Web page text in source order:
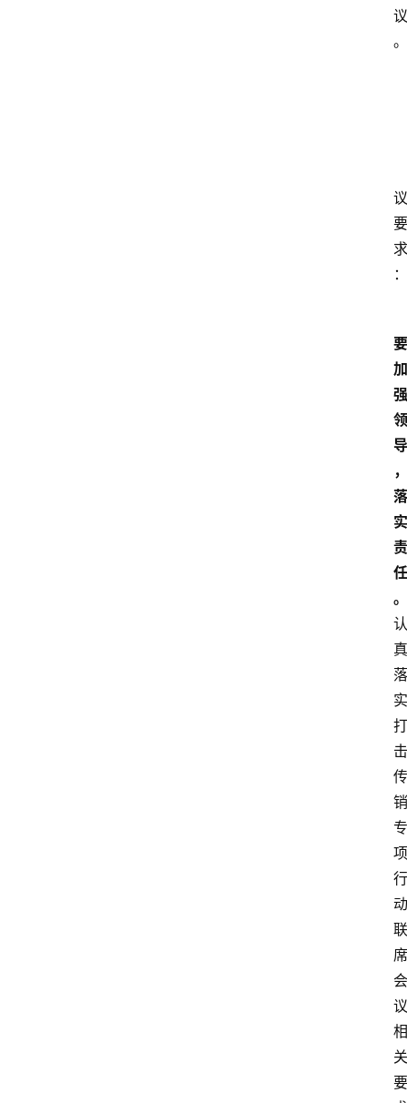
议
。
议
要
求
：
要
加
强
领
导
，
落
实
责
任
。
认
真
落
实
打
击
传
销
专
项
行
动
联
席
会
议
相
关
要